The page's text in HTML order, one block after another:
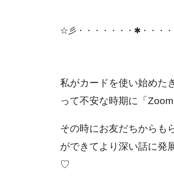
☆彡・・・・・・・✱・・・
私がカードを使い始めた
って不安な時期に「
その時にお友だちからも
ができてより深い話に発
♡